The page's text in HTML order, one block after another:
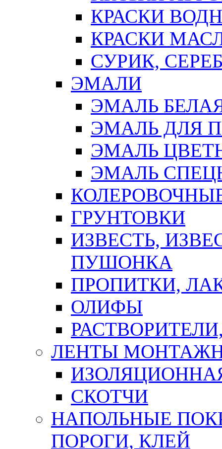
КРАСКИ
КРАСКИ
СУРИК,
ЭМАЛИ
ЭМАЛЬ
ЭМАЛЬ ДЛЯ
ЭМАЛЬ
ЭМАЛЬ
ГРУНТОВКИ
ИЗВЕСТЬ,
ПУШОНКА
ПРОПИТКИ,
ОЛИФЫ
ЛЕНТЫ
СКОТЧИ
НАПОЛЬНЫЕ
ПОРОГИ, КЛЕЙ